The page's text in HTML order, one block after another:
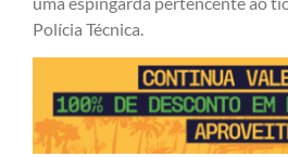
Polícia Técnica.